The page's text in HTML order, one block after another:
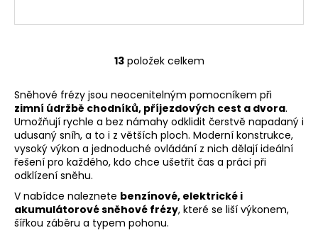
O
l
á
d
a
c
p
r
v
13položek celkem
Sněhové frézy jsou neocenitelným pomocníkem při
zimní údržbě chodníků, příjezdových cest a dvora.
Umožňují rychle a bez námahy odklidit čerstvě napadaný i
udusaný sníh, a to i z větších ploch. Moderní konstrukce,
vysoký výkon a jednoduché ovládání z nich dělají ideální
řešení pro každého, kdo chce ušetřit čas a práci při
odklízení sněhu.
V nabídce naleznete benzínové, elektrické i
akumulátorové sněhové frézy, které se liší výkonem,
šířkou záběru a typem pohonu.